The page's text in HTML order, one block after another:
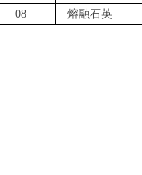
08 熔融石英